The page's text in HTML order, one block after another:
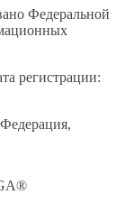
Федеральной
регистрации: